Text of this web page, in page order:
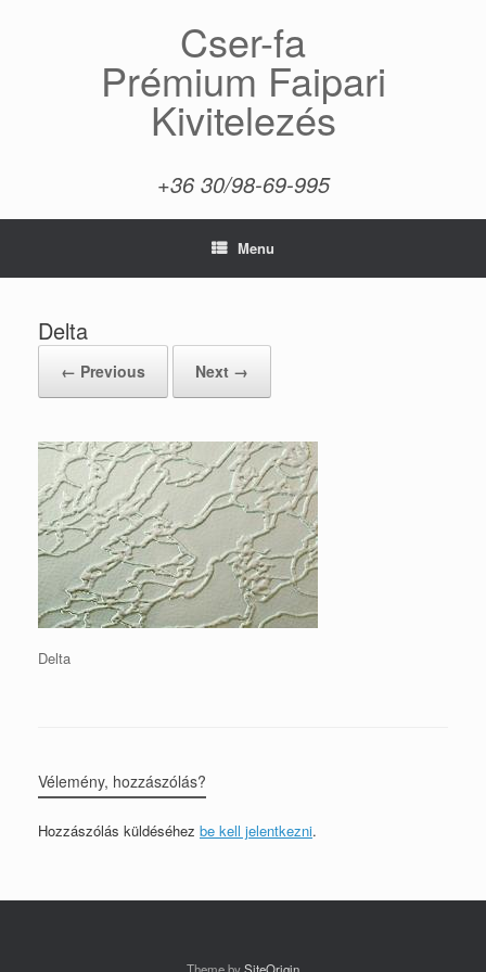
Cser-fa
Prémium Faipari
Kivitelezés
+36 30/98-69-995
Menu
Delta
← Previous Next →
Delta
Vélemény, hozzászólás?
Hozzászólás küldéséhez be kell jelentkezni.
Theme bySiteOrigin